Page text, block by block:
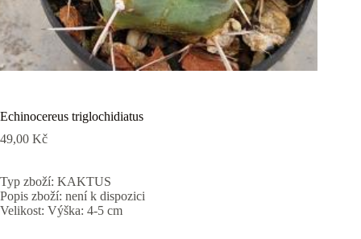
Echinocereus triglochidiatus
49,00 Kč
Typ zboží: KAKTUS
Popis zboží: není k dispozici
Velikost: Výška: 4-5 cm